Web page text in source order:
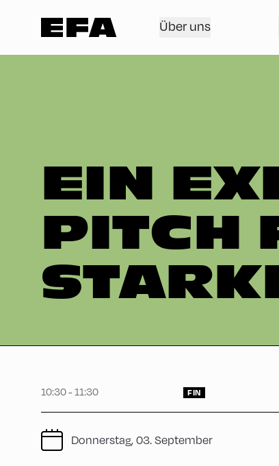
Über uns
EIN
PITCH
10:30 - 11:30 FIN
Donnerstag, 03. September